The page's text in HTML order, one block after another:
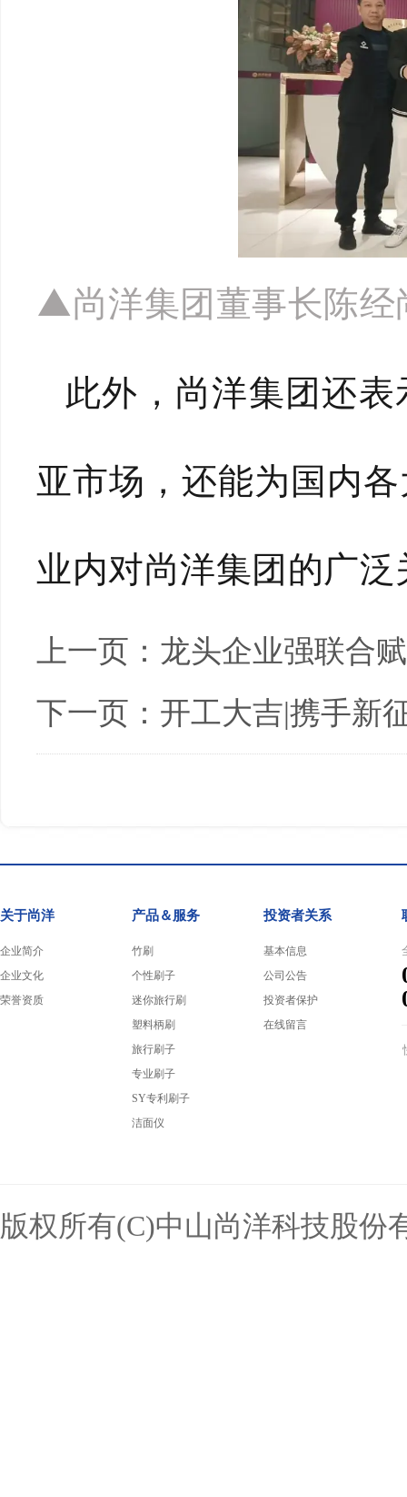
▲尚洋集团董事长陈经
此外，尚洋集团还
亚市场，还能为国内
业内对尚洋集团的广
上一页： 龙头企业强联合
下一页： 开工大吉|携手新
关于尚洋
企业简介
企业文化
荣誉资质
产品＆服务
竹刷
个性刷子
迷你旅行刷
塑料柄刷
旅行刷子
专业刷子
SY专利刷子
洁面仪
投资者关系
基本信息
公司公告
投资者保护
在线留言
版权所有(C)中山尚洋科技股